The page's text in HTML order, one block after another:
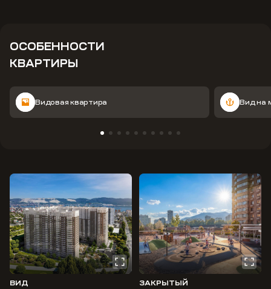
ОСОБЕННОСТИ
КВАРТИРЫ
Видовая квартира Вид на
ВИД
ЗАКРЫТЫЙ